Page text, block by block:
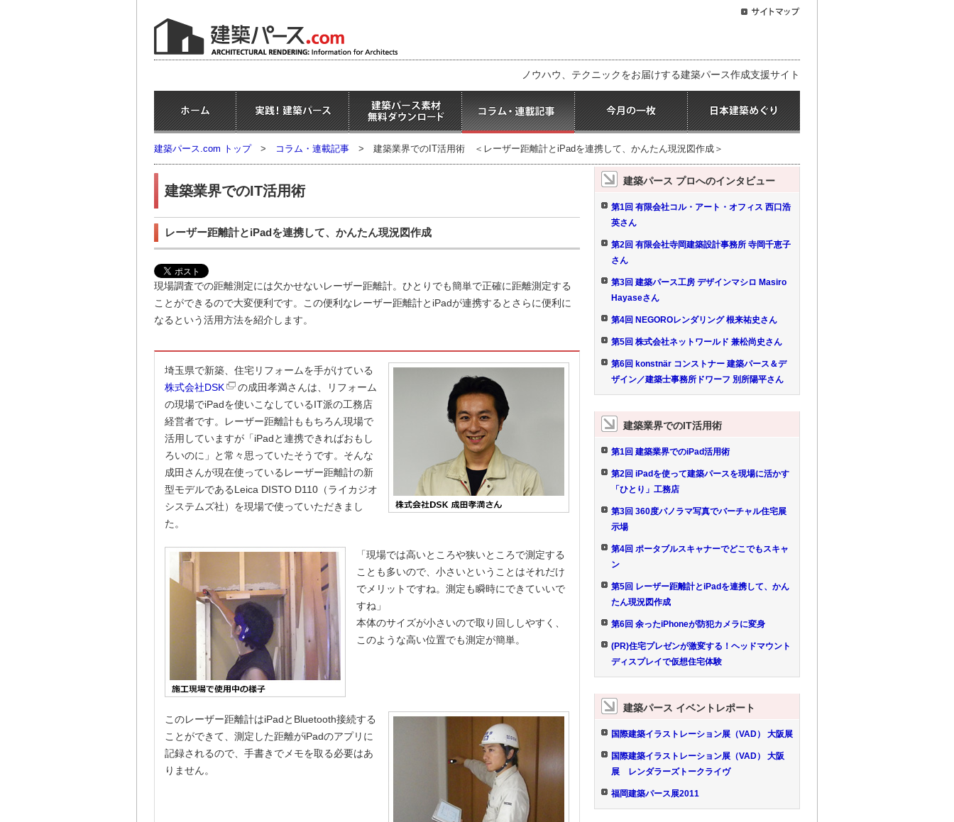
ノウハウ、テクニックをお届けする建築パース作成支援サイト
建築パース.com トップ > コラム・連載記事 > 建築業界でのIT活用術 ＜レーザー距離計とiPadを連携して、かんたん現況図作成＞
建築業界でのIT活用術
レーザー距離計とiPadを連携して、かんたん現況図作成
現場調査での距離測定には欠かせないレーザー距離計。ひとりでも簡単で正確に距離測定する
ことができるので大変便利です。この便利なレーザー距離計とiPadが連携するとさらに便利に
なるという活用方法を紹介します。
埼玉県で新築、住宅リフォームを手がけている
株式会社DSK
の成田孝満さんは、リフォーム
の現場でiPadを使いこなしているIT派の工務店
経営者です。レーザー距離計ももちろん現場で
活用していますが「iPadと連携できればおもし
ろいのに」と常々思っていたそうです。そんな
成田さんが現在使っているレーザー距離計の新
型モデルであるLeica DISTO D110（ライカジオ
システムズ社）を現場で使っていただきまし
た。
「現場では高いところや狭いところで測定する
ことも多いので、小さいということはそれだけ
でメリットですね。測定も瞬時にできていいで
すね」
本体のサイズが小さいので取り回ししやすく、
このような高い位置でも測定が簡単。
このレーザー距離計はiPadとBluetooth接続する
ことができて、測定した距離がiPadのアプリに
記録されるので、手書きでメモを取る必要はあ
りません。
建築パース プロへのインタビュー
第1回 有限会社コル・アート・オフィス 西口浩
英さん
第2回 有限会社寺岡建築設計事務所 寺岡千恵子
さん
第3回 建築パース工房 デザインマシロ Masiro
Hayaseさん
第4回 NEGOROレンダリング 根来祐史さん
第5回 株式会社ネットワールド 兼松尚史さん
第6回 konstnär コンストナー 建築パース＆デ
ザイン／建築士事務所ドワーフ 別所陽平さん
建築業界でのIT活用術
第1回 建築業界でのiPad活用術
第2回 iPadを使って建築パースを現場に活かす
「ひとり」工務店
第3回 360度パノラマ写真でバーチャル住宅展
示場
第4回 ポータブルスキャナーでどこでもスキャ
ン
第5回 レーザー距離計とiPadを連携して、かん
たん現況図作成
第6回 余ったiPhoneが防犯カメラに変身
(PR)住宅プレゼンが激変する！ヘッドマウント
ディスプレイで仮想住宅体験
建築パース イベントレポート
国際建築イラストレーション展（VAD） 大阪展
国際建築イラストレーション展（VAD） 大阪
展 レンダラーズトークライヴ
福岡建築パース展2011